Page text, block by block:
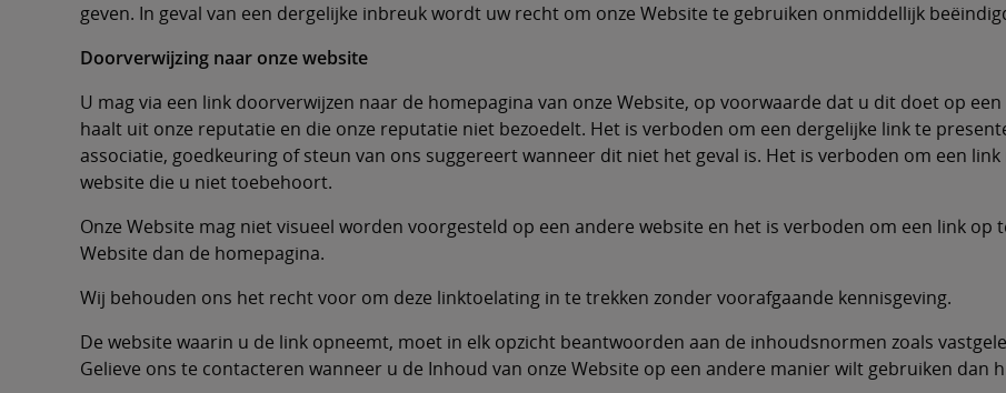
geven. In geval van een dergelijke inbreuk wordt uw recht om onze Website te gebruiken onmiddellijk
Doorverwijzing naar onze website
U mag via een link doorverwijzen naar de homepagina van onze Website, op voorwaarde dat u dit doet op
haalt uit onze reputatie en die onze reputatie niet bezoedelt. Het is verboden om een dergelijke link te
associatie, goedkeuring of steun van ons suggereert wanneer dit niet het geval is. Het is verboden om een
website die u niet toebehoort.
Onze Website mag niet visueel worden voorgesteld op een andere website en het is verboden om een link
Website dan de homepagina.
Wij behouden ons het recht voor om deze linktoelating in te trekken zonder voorafgaande kennisgeving.
De website waarin u de link opneemt, moet in elk opzicht beantwoorden aan de inhoudsnormen zoals
Gelieve ons te contacteren wanneer u de Inhoud van onze Website op een andere manier wilt gebruiken dan